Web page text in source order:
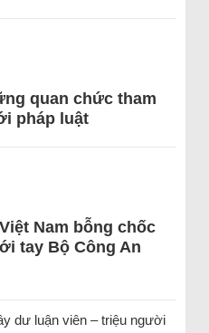
quan chức tham
pháp luật
Nam bỗng chốc
tay Bộ Công An
dư luận viên – triệu người